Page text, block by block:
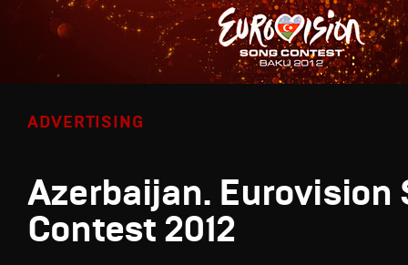
ADVERTISING
Azerbaijan. Eurovision
Contest 2012